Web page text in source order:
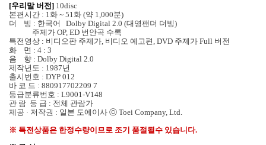
[우리말 버전] 10disc
본편시간 : 1화 ~ 51화 (약 1,000분)
더 빙 : 한국어 Dolby Digital 2.0 (대영팬더 더빙)
주제가 OP, ED 번안곡 수록
특전영상 : 비디오판 주제가, 비디오 예고편, DVD 주제가 Full 버전
화 면 : 4 : 3
음 향 : Dolby Digital 2.0
제작년도 : 1987년
출시번호 : DYP 012
바 코 드 : 880917702209 7
등급분류번호 : L9001-V148
관 람 등 급 : 전체 관람가
제공 · 저작권 : 일본 도에이사 ⓒ Toei Company, Ltd.
※ 특전상품은 한정수량이므로 조기 품절될수 있습니다.